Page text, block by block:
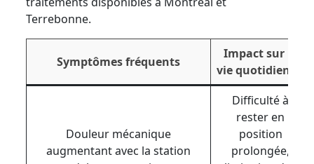
Terrebonne.
Symptômes fréquents
Impact sur la
vie quotidienne
Douleur mécanique
augmentant avec la station
Difficulté à
rester en
position
prolongée,